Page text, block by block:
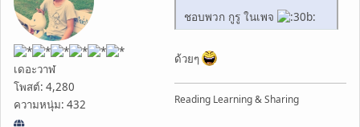
เดอะวาฬ
โพสต์: 4,280
ความหนุ่ม: 432
ชอบพวก กูรู ในเพจ
ด้วยๆ
Reading Learning & Sharing